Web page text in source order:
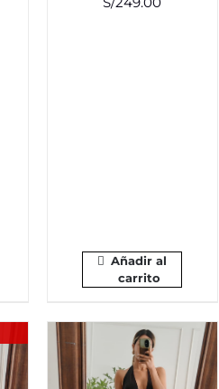
Añadir al
carrito